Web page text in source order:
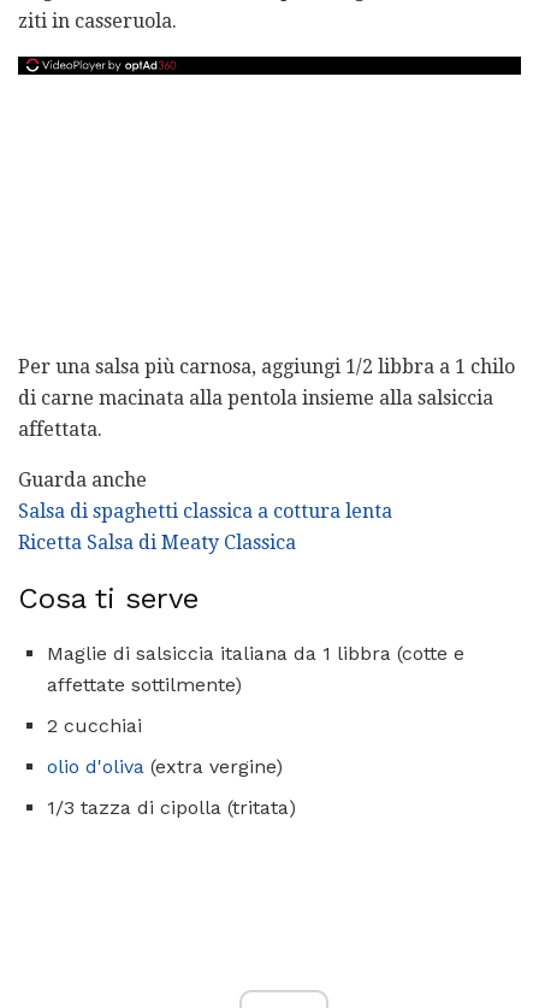
ziti in casseruola.
Per una salsa più carnosa, aggiungi 1/2 libbra a 1 chilo
di carne macinata alla pentola insieme alla salsiccia
affettata.
Guarda anche
Salsa di spaghetti classica a cottura lenta
Ricetta Salsa di Meaty Classica
Cosa ti serve
Maglie di salsiccia italiana da 1 libbra (cotte e
affettate sottilmente)
2 cucchiai
olio d'oliva (extra vergine)
1/3 tazza di cipolla (tritata)